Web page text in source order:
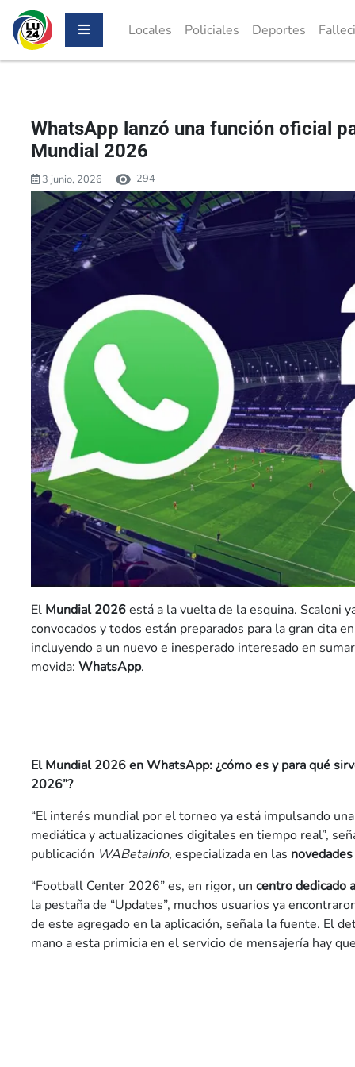
Locales Policiales Deportes
WhatsApp lanzó una función oficial
Mundial 2026
3 junio, 2026 294
El Mundial 2026está a la vuelta de la esquina. Scaloni
convocados y todos están preparados para la gran cita
incluyendo a un nuevo e inesperado interesado en
movida: WhatsApp.
El Mundial 2026 en WhatsApp: ¿cómo es y para qué
2026”?
“El interés mundial por el torneo ya está impulsando
mediática y actualizaciones digitales en tiempo real”,
publicación WABetaInfo, especializada en las
“Football Center 2026” es, en rigor, un centro dedicado
la pestaña de “Updates”, muchos usuarios ya
de este agregado en la aplicación, señala la fuente. El
mano a esta primicia en el servicio de mensajería hay